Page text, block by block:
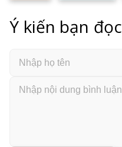
Ý kiến bạn đọc